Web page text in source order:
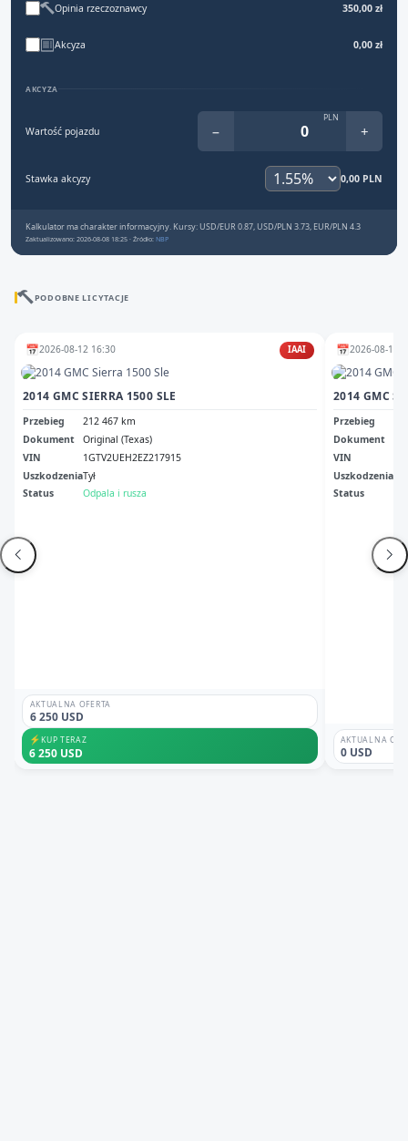
Opinia rzeczoznawcy 350,00 zł
Akcyza 0,00 zł
AKCYZA
Wartość pojazdu −
PLN
+
Stawka akcyzy 0,00 PLN
Kalkulator ma charakter informacyjny. Kursy: USD/EUR 0.87, USD/PLN 3.73, EUR/PLN 4.3
Zaktualizowano: 2026-08-08 18:25 · Źródło: NBP
PODOBNE LICYTACJE
📅2026-08-12 16:30 IAAI
2014 GMC SIERRA 1500 SLE
Przebieg
212 467 km
Dokument
Original (Texas)
VIN
1GTV2UEH2EZ217915
UszkodzeniaTył
Status
Odpala i rusza
AKTUALNA OFERTA
6 250 USD
⚡KUP TERAZ
6 250 USD
📅2026-08-19
2014 GMC
Przebieg
Dokument
VIN
Uszkodzenia
Status
AKTUALNA
0 USD